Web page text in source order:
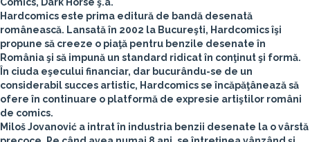
Hardcomics este prima editură de bandă desenată
românească. Lansată în 2002 la Bucureşti, Hardcomics îşi
propune să creeze o piaţă pentru benzile desenate în
România şi să impună un standard ridicat în conţinut şi formă.
În ciuda eşecului financiar, dar bucurându-se de un
considerabil succes artistic, Hardcomics se încăpăţânează să
ofere în continuare o platformă de expresie artiştilor români
de comics.
Miloš Jovanović a intrat în industria benzii desenate la o vârstă